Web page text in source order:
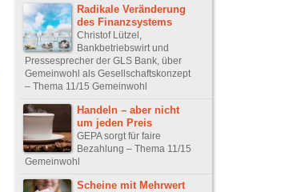
Radikale Veränderung
des Finanzsystems
Christof Lützel,
Bankbetriebswirt und
Pressesprecher der GLS Bank, über
Gemeinwohl als Gesellschaftskonzept
– Thema 11/15 Gemeinwohl
Handeln – aber nicht
um jeden Preis
GEPA sorgt für faire
Bezahlung – Thema 11/15
Gemeinwohl
Scheine mit Mehrwert